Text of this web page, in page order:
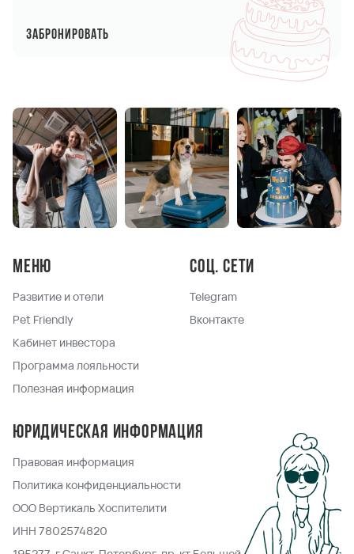
Забронировать
Меню
Развитие и отели
Pet Friendly
Кабинет инвестора
Программа лояльности
Полезная информация
Соц. сети
Telegram
Вконтакте
Юридическая информация
Правовая информация
Политика конфиденциальности
ООО Вертикаль Хоспителити
ИНН 7802574820